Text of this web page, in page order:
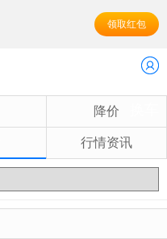
领取红包
降价
行情资讯